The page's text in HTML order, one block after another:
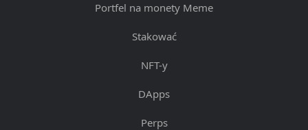
Portfel na monety Meme
Stakować
NFT-y
DApps
Perps